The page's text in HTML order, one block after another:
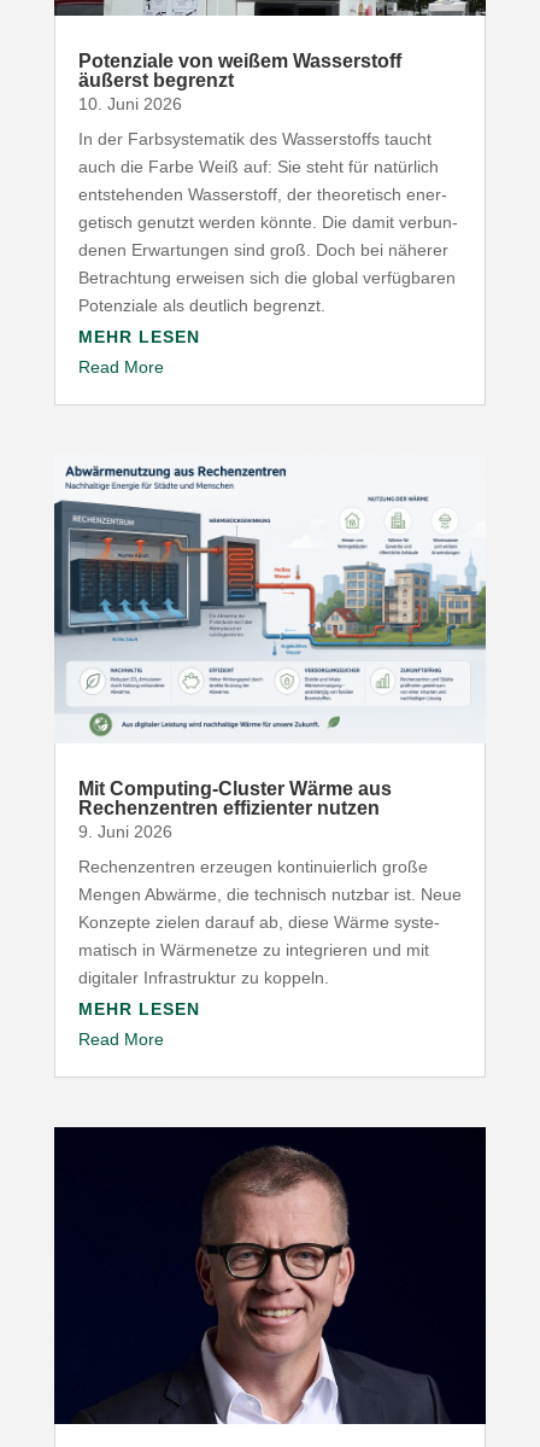
Poten­ziale von weißem Wasser­stoff
äußerst begrenzt
10. Juni 2026
In der Farb­sys­te­matik des Wasser­stoffs taucht
auch die Farbe Weiß auf: Sie steht für natürlich
entste­henden Wasser­stoff, der theo­re­tisch ener­
ge­tisch genutzt werden könnte. Die damit verbun­
denen Erwar­tungen sind groß. Doch bei näherer
Betrachtung erweisen sich die global verfüg­baren
Poten­ziale als deutlich begrenzt.
MEHR LESEN
Read More
Mit Computing-​Cluster Wärme aus
Rechen­zentren effi­zi­enter nutzen
9. Juni 2026
Rechen­zentren erzeugen konti­nu­ierlich große
Mengen Abwärme, die technisch nutzbar ist. Neue
Konzepte zielen darauf ab, diese Wärme syste­
ma­tisch in Wärme­netze zu inte­grieren und mit
digitaler Infra­struktur zu koppeln.
MEHR LESEN
Read More